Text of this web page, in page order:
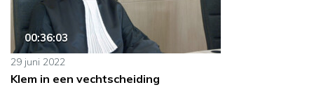
00:36:03
29 juni 2022
Klem in een vechtscheiding